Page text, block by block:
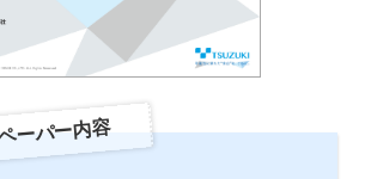
ーパー内容